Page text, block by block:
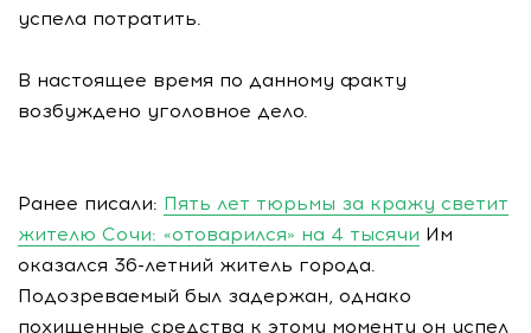
успела потратить.
В настоящее время по данному факту
возбуждено уголовное дело.
Ранее писали: Пять лет тюрьмы за кражу светит
жителю Сочи: «отоварился» на 4 тысячи Им
оказался 36-летний житель города.
Подозреваемый был задержан, однако
похищенные средства к этому моменту он успел